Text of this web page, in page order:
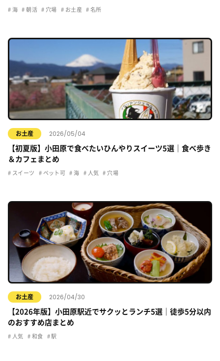
海 朝活 穴場 お土産 名所
お土産 2026/05/04
【初夏版】小田原で食べたいひんやりスイーツ5選｜食べ歩き
＆カフェまとめ
スイーツ ペット可 海 人気 穴場
お土産 2026/04/30
【2026年版】小田原駅近でサクッとランチ5選｜徒歩5分以内
のおすすめ店まとめ
人気 和食 駅